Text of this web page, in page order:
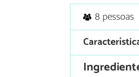
8 pessoas